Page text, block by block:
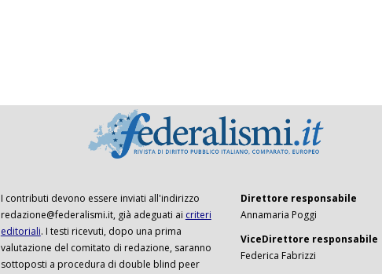
I contributi devono essere inviati all'indirizzo
redazione@federalismi.it, già adeguati ai criteri
editoriali. I testi ricevuti, dopo una prima
valutazione del comitato di redazione, saranno
sottoposti a procedura di double blind peer
Direttore responsabile
Annamaria Poggi
ViceDirettore responsabile
Federica Fabrizzi